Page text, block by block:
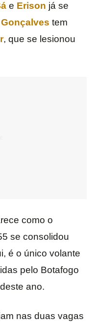
e Erison já se
tem
, que se lesionou
como o
se consolidou
é o único volante
pelo Botafogo
ano.
nas duas vagas